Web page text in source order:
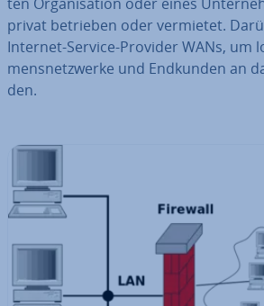
privat betrieben oder vermietet.
Internet-Service-Provider WANs, um
mens­netz­wer­ke und Endkunden an
den.